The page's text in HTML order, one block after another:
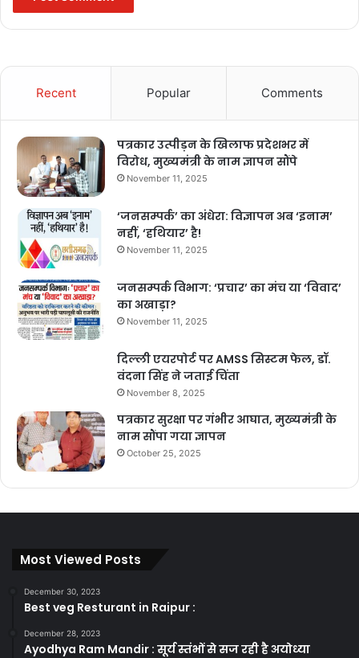
Recent Popular Comments
पत्रकार उत्पीड़न के खिलाफ प्रदेशभर में
विरोध, मुख्यमंत्री के नाम ज्ञापन सौंपे
November 11, 2025
‘जनसम्पर्क’ का अंधेरा: विज्ञापन अब ‘इनाम’
नहीं, ‘हथियार’ है!
November 11, 2025
जनसम्पर्क विभाग: ‘प्रचार’ का मंच या ‘विवाद’
का अखाड़ा?
November 11, 2025
दिल्ली एयरपोर्ट पर AMSS सिस्टम फेल, डॉ.
वंदना सिंह ने जताई चिंता
November 8, 2025
पत्रकार सुरक्षा पर गंभीर आघात, मुख्यमंत्री के
नाम सौंपा गया ज्ञापन
October 25, 2025
Most Viewed Posts
December 30, 2023
Best veg Resturant in Raipur :
December 28, 2023
Ayodhya Ram Mandir : सूर्य स्तंभों से सज रही है अयोध्या